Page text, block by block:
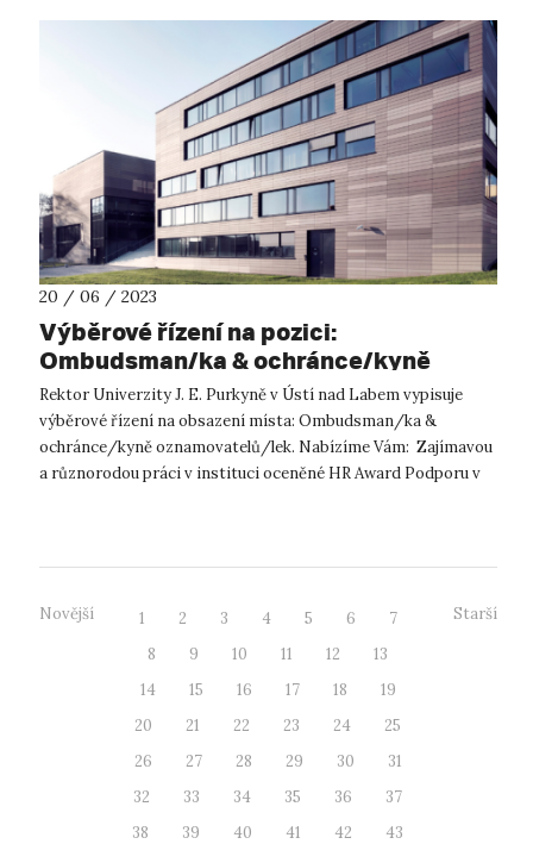
20 / 06 / 2023
Výběrové řízení na pozici:
Ombudsman/ka & ochránce/kyně
oznamovatelů/lek
Rektor Univerzity J. E. Purkyně v Ústí nad Labem vypisuje
výběrové řízení na obsazení místa: Ombudsman/ka &
ochránce/kyně oznamovatelů/lek. Nabízíme Vám: Zajímavou
a různorodou práci v instituci oceněné HR Award Podporu v
Novější 1 2 3 4 5 6
7
8
9 10 11 12
13
14
15 16 17 18
19
20
21 22 23 24
25
26
27 28 29 30
31
32
33 34 35 36
37
38
39 40 41 42
43
Starší